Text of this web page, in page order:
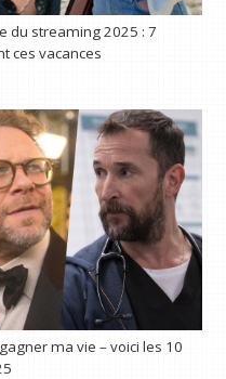
du streaming 2025 : 7
ces vacances
ma vie – voici les 10